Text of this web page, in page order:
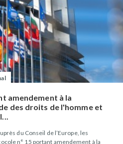
amendement à la
des droits de l'homme et
du Conseil de l’Europe, les
n° 15 portant amendement à la